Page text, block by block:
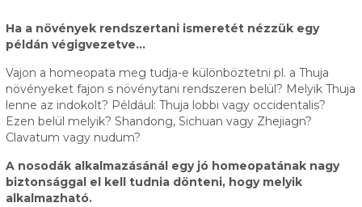
Ha a növények rendszertani ismeretét nézzük egy
példán végigvezetve…
Vajon a homeopata meg tudja-e különböztetni pl. a Thuja
növényeket fajon s növénytani rendszeren belül? Melyik Thuja
lenne az indokolt? Például: Thuja lobbi vagy occidentalis?
Ezen belül melyik? Shandong, Sichuan vagy Zhejiagn?
Clavatum vagy nudum?
A nosodák alkalmazásánál egy jó homeopatának nagy
biztonsággal el kell tudnia dönteni, hogy melyik
alkalmazható.